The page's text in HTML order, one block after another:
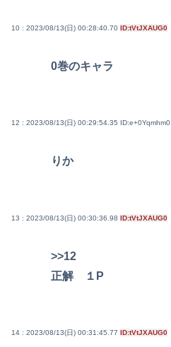
10 : 2023/08/13(日) 00:28:40.70 ID:tVtJXAUG0
0巻のキャラ
12 : 2023/08/13(日) 00:29:54.35 ID:e+0Yqmhm0
りか
13 : 2023/08/13(日) 00:30:36.98 ID:tVtJXAUG0
>>12
正解 １P
14 : 2023/08/13(日) 00:31:45.77 ID:tVtJXAUG0